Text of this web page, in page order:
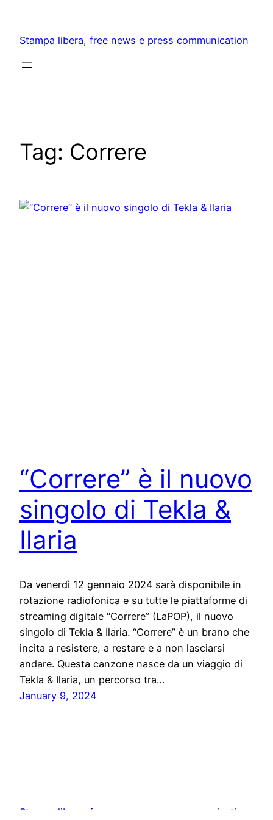
content
Stampa libera, free news e press communication
Tag: Correre
“Correre” è il nuovo
singolo di Tekla &
Ilaria
Da venerdì 12 gennaio 2024 sarà disponibile in
rotazione radiofonica e su tutte le piattaforme di
streaming digitale “Correre” (LaPOP), il nuovo
singolo di Tekla & Ilaria. “Correre” è un brano che
incita a resistere, a restare e a non lasciarsi
andare. Questa canzone nasce da un viaggio di
Tekla & Ilaria, un percorso tra…
January 9, 2024
Stampa libera, free news e press communication